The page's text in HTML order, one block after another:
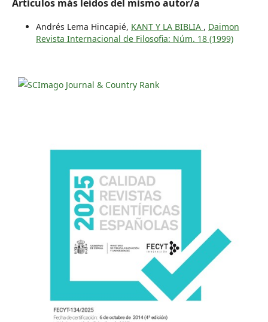
Artículos más leídos del mismo autor/a
Andrés Lema Hincapié, KANT Y LA BIBLIA , Daimon
Revista Internacional de Filosofia: Núm. 18 (1999)